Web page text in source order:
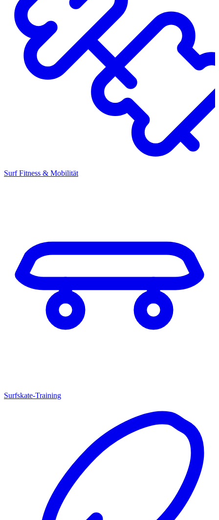
Surf Fitness & Mobilität
Surfskate-Training